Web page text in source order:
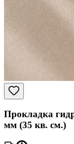
Прокладка
мм (35 кв. см.)